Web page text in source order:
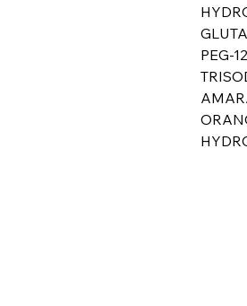
PEG-